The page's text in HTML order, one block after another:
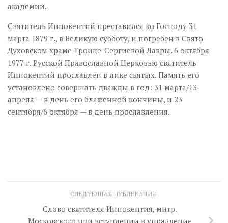
академии.
Святитель Иннокентий преставился ко Господу 31
марта 1879 г., в Великую субботу, и погребен в Свято-
Духовском храме Троице-Сергиевой Лавры. 6 октября
1977 г. Русской Православной Церковью святитель
Иннокентий прославлен в лике святых. Память его
установлено совершать дважды в год: 31 марта/13
апреля — в день его блаженной кончины, и 23
сентября/6 октября — в день прославления.
СЛЕДУЮЩАЯ ПУБЛИКАЦИЯ
Слово святителя Иннокентия, митр.
Московского при вступлении в управление